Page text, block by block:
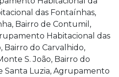
das Fontaínhas,
Bairro de Contumil,
Habitacional das
Bairro do Carvalhido,
S. João, Bairro do
Santa Luzia, Agrupamento